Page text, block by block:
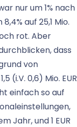
nur um 1% nach
auf 25,1 Mio.
rot. Aber
dass
von
(i.V. 0,6) Mio. EUR
einfach so auf
Jahr, und 1 EUR